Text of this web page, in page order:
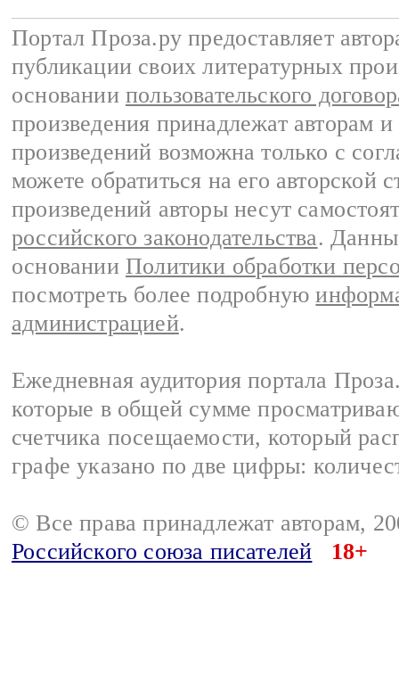
Портал Проза.ру предоставляет
публикации своих литературных
основании пользовательского
произведения принадлежат авторам
произведений возможна только с
можете обратиться на его авторской
произведений авторы несут
российского законодательства.
основании Политики обработки
посмотреть более подробную
администрацией.
Ежедневная аудитория портала
которые в общей сумме
счетчика посещаемости, который
графе указано по две цифры:
© Все права принадлежат авторам,
Российского союза писателей
18+